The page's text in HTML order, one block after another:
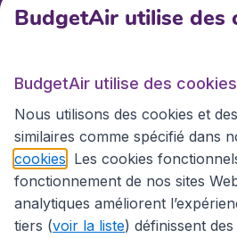
BudgetAir.fr
Sites internationaux
BudgetAir utilise des
BudgetAir utilise des cookies
Nous utilisons des cookies et
similaires comme spécifié dans
cookies . Les cookies
fonctionnement de nos sites
analytiques améliorent
tiers (voir la liste) définissent